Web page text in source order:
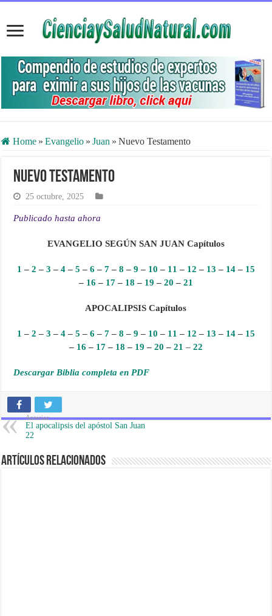
Home » Evangelio » Juan » Nuevo Testamento
Nuevo Testamento
25 octubre, 2025
Publicado hasta ahora
EVANGELIO SEGÚN SAN JUAN Capítulos
1 – 2 – 3 – 4– 5 – 6 – 7– 8 – 9 – 10 – 11 – 12 – 13 – 14– 15
– 16 – 17– 18 – 19 – 20 – 21
APOCALIPSIS Capítulos
1 – 2 – 3 – 4– 5 – 6 – 7– 8 – 9 – 10 – 11 – 12 – 13 – 14– 15
– 16 –17– 18 – 19 – 20 – 21 – 22
Descargar Biblia completa en PDF
Anterior
El apocalipsis del apóstol San Juan
22
Artículos Relacionados